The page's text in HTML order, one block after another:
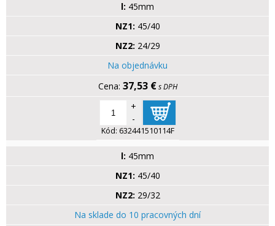
l: 45mm
NZ1: 45/40
NZ2: 24/29
Na objednávku
37,53 € s DPH
+
-
Kód: 632441510114F
l: 45mm
NZ1: 45/40
NZ2: 29/32
Na sklade do 10 pracovných dní